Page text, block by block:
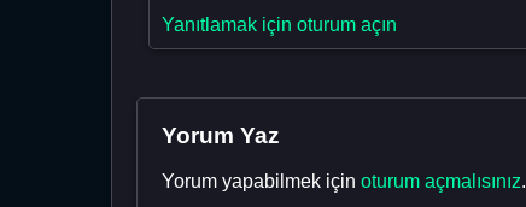
Yanıtlamak için oturum açın
Yorum Yaz
Yorum yapabilmek için oturum açmalısınız.